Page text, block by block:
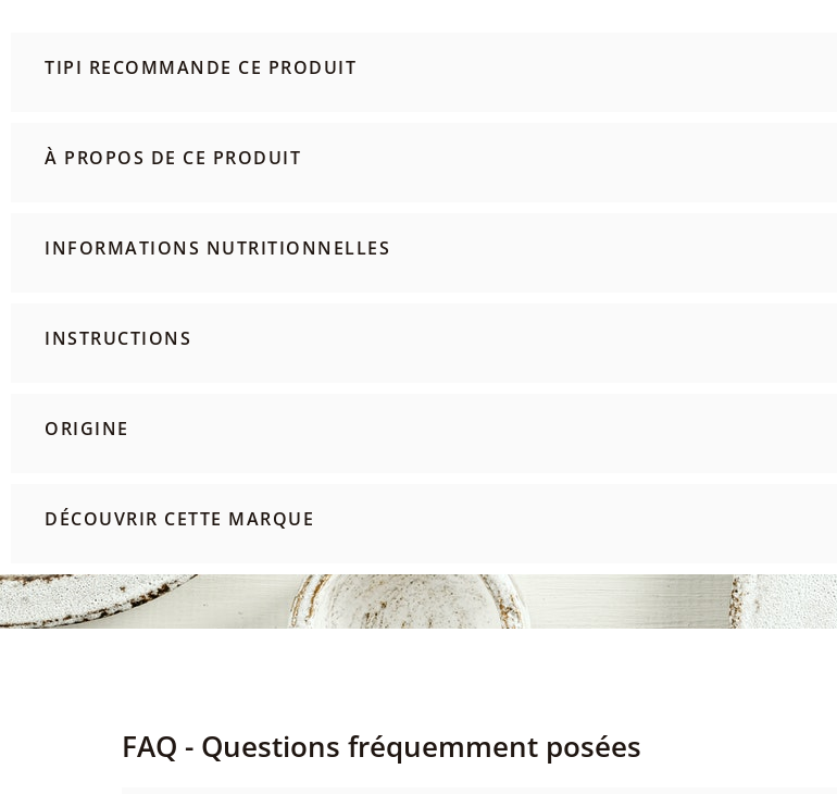
TIPI RECOMMANDE CE PRODUIT
À PROPOS DE CE PRODUIT
INFORMATIONS NUTRITIONNELLES
INSTRUCTIONS
ORIGINE
DÉCOUVRIR CETTE MARQUE
FAQ - Questions fréquemment posées